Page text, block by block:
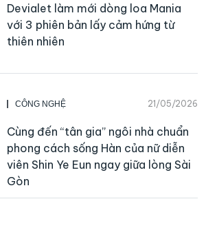
Devialet làm mới dòng loa Mania
với 3 phiên bản lấy cảm hứng từ
thiên nhiên
CÔNG NGHỆ 21/05/2026
Cùng đến “tân gia” ngôi nhà chuẩn
phong cách sống Hàn của nữ diễn
viên Shin Ye Eun ngay giữa lòng Sài
Gòn